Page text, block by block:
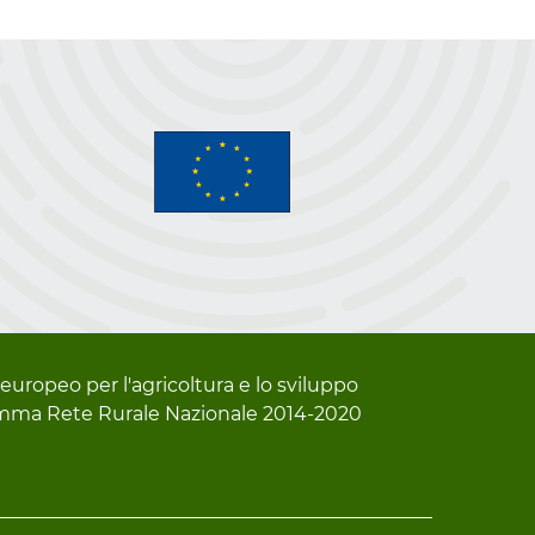
per l'agricoltura e lo sviluppo
Rete Rurale Nazionale 2014-2020